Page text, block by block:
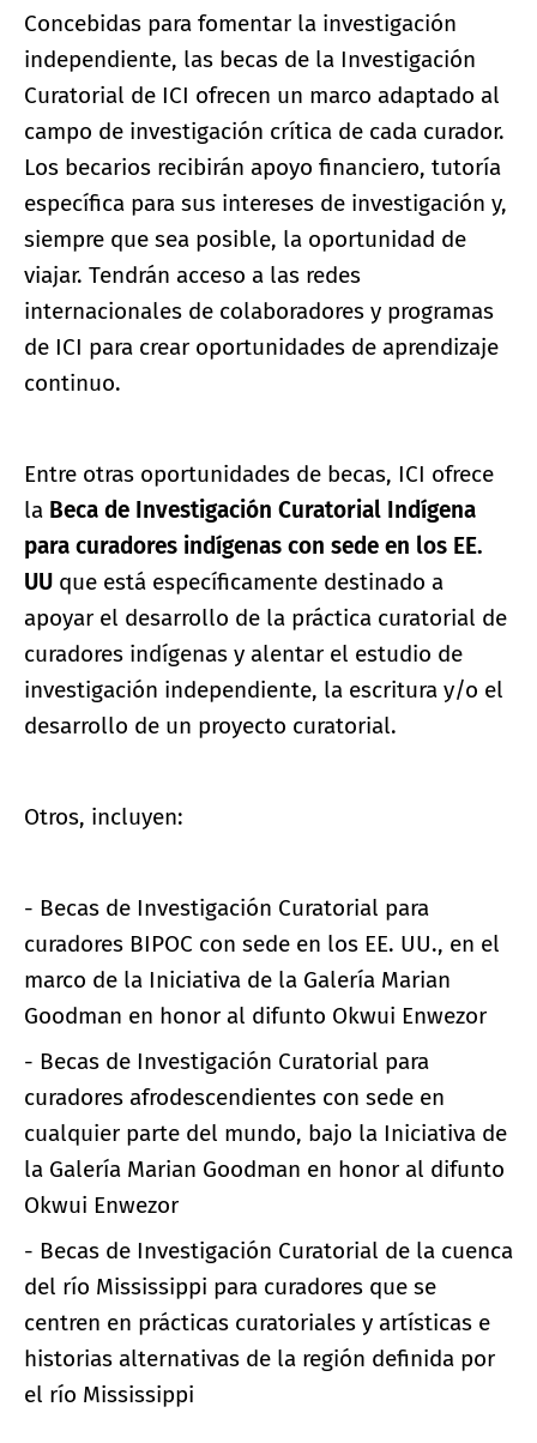
Concebidas para fomentar la investigación
independiente, las becas de la Investigación
Curatorial de ICI ofrecen un marco adaptado al
campo de investigación crítica de cada curador.
Los becarios recibirán apoyo financiero, tutoría
específica para sus intereses de investigación y,
siempre que sea posible, la oportunidad de
viajar. Tendrán acceso a las redes
internacionales de colaboradores y programas
de ICI para crear oportunidades de aprendizaje
continuo.
Entre otras oportunidades de becas, ICI ofrece
la Beca de Investigación Curatorial Indígena
para curadores indígenas con sede en los EE.
UU que está específicamente destinado a
apoyar el desarrollo de la práctica curatorial de
curadores indígenas y alentar el estudio de
investigación independiente, la escritura y/o el
desarrollo de un proyecto curatorial.
Otros, incluyen:
- Becas de Investigación Curatorial para
curadores BIPOC con sede en los EE. UU., en el
marco de la Iniciativa de la Galería Marian
Goodman en honor al difunto Okwui Enwezor
- Becas de Investigación Curatorial para
curadores afrodescendientes con sede en
cualquier parte del mundo, bajo la Iniciativa de
la Galería Marian Goodman en honor al difunto
Okwui Enwezor
- Becas de Investigación Curatorial de la cuenca
del río Mississippi para curadores que se
centren en prácticas curatoriales y artísticas e
historias alternativas de la región definida por
el río Mississippi